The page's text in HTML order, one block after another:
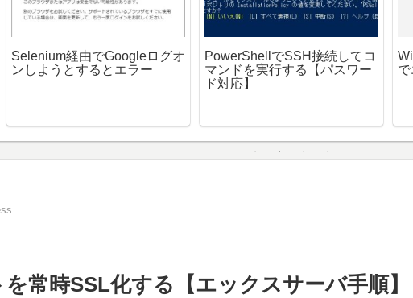
Selenium経由でGoogleログオ
ンしようとするとエラー
PowerShellでSSH接続してコ
マンドを実行する【パスワー
ド対応】
で
常時SSL化する【エックスサーバ手順】